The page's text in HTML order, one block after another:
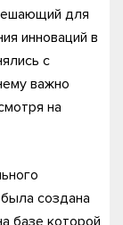
для
инноваций в
с
важно
на
создана